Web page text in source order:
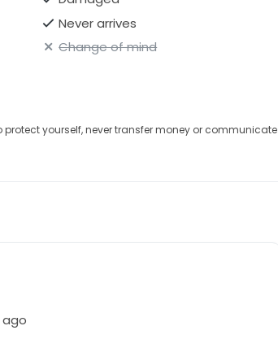
Never arrives
Change of mind
protect yourself, never transfer money or communicate
ago